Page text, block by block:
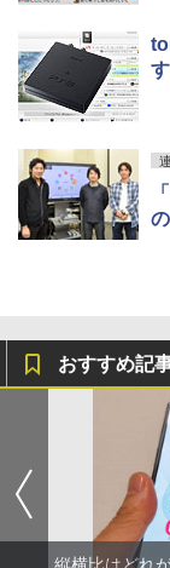
おすすめ記